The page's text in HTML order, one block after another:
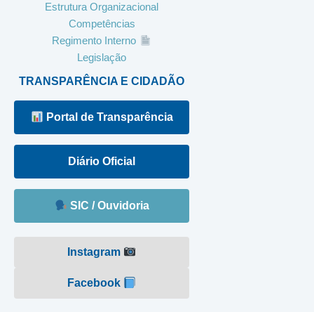
Estrutura Organizacional
Competências
Regimento Interno
Legislação
TRANSPARÊNCIA E CIDADÃO
Portal de Transparência
Diário Oficial
SIC / Ouvidoria
Instagram
Facebook